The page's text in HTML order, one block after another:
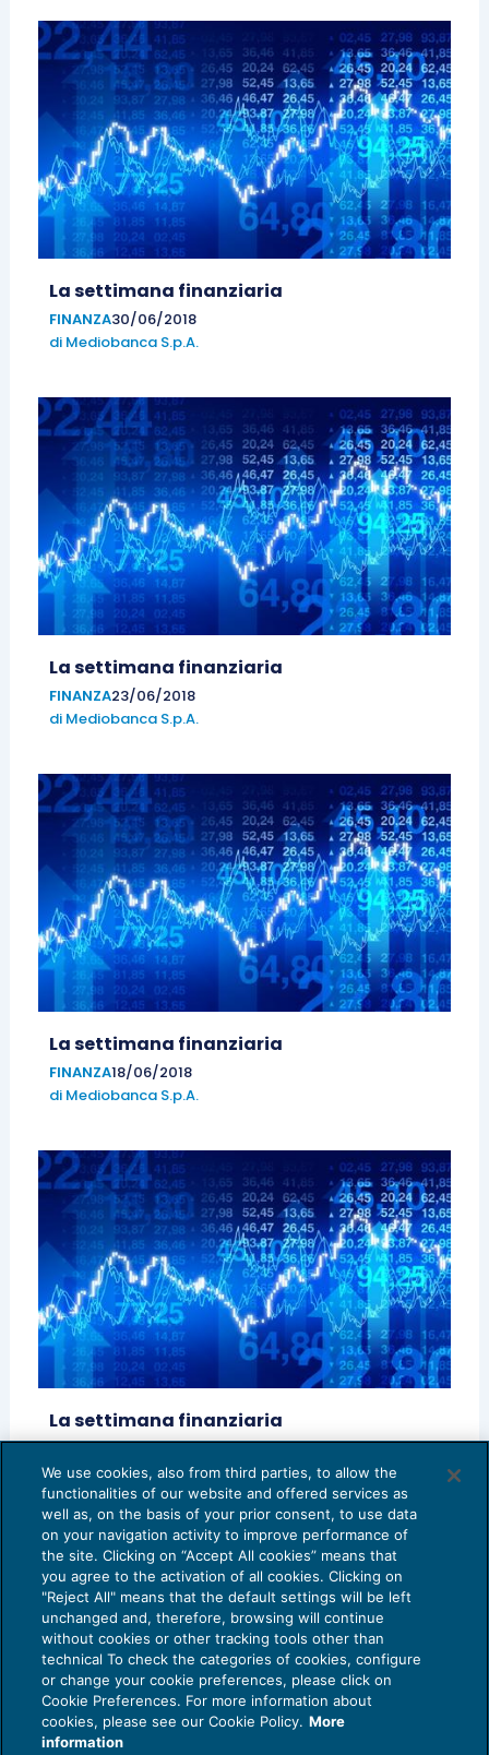
La settimana finanziaria
FINANZA30/06/2018
di Mediobanca S.p.A.
La settimana finanziaria
FINANZA23/06/2018
di Mediobanca S.p.A.
La settimana finanziaria
FINANZA18/06/2018
di Mediobanca S.p.A.
La settimana finanziaria
FINANZA09/06/2018
di Mediobanca S.p.A.
1 2 3 4 5
Privacy Policy
Cookie Policy
We use cookies, also from third parties, to allow the
functionalities of our website and offered services as
well as, on the basis of your prior consent, to use data
on your navigation activity to improve performance of
the site. Clicking on “Accept All cookies” means that
you agree to the activation of all cookies. Clicking on
"Reject All" means that the default settings will be left
unchanged and, therefore, browsing will continue
without cookies or other tracking tools other than
technical To check the categories of cookies, configure
or change your cookie preferences, please click on
Cookie Preferences. For more information about
cookies, please see our Cookie Policy. More
information